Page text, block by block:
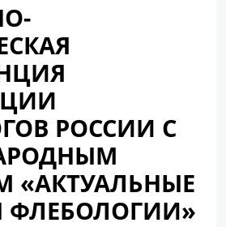
РОССИИ С
«АКТУАЛЬНЫЕ
ФЛЕБОЛОГИИ»